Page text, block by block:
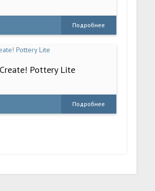
Подробнее
Pottery Lite
Подробнее